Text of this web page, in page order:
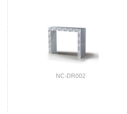
NC-DR002